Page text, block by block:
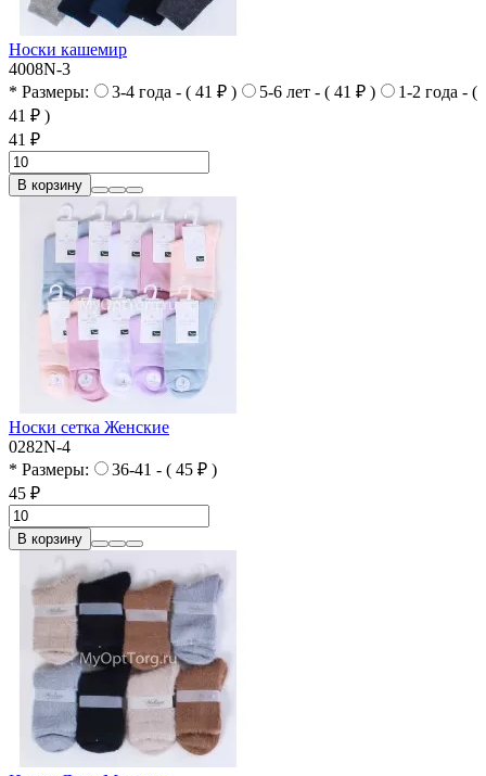
Носки кашемир
4008N-3
* Размеры:
3-4 года - ( 41 ₽ ) 5-6 лет - ( 41 ₽ )
1-2 года - (
41 ₽ )
41 ₽
В корзину
Носки сетка Женские
0282N-4
* Размеры:
36-41 - ( 45 ₽ )
45 ₽
В корзину